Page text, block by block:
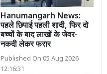
Hanumangarh News:
पहले छिपाई पहली शादी, फिर दो
बच्चों के बाद लाखों के जेवर-
नकदी लेकर फरार
Published On 05 Aug 2026
12:16:31